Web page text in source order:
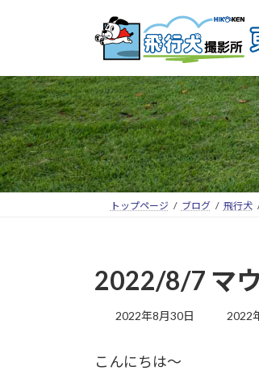
トップページ ブログ 飛行犬
2022/8/7 マ
2022年8月30日 2022
こんにちは～